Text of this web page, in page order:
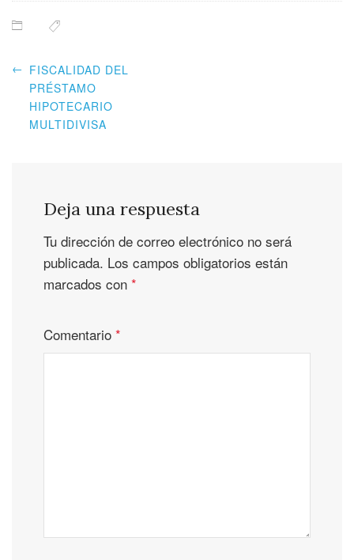
← FISCALIDAD DEL
PRÉSTAMO
HIPOTECARIO
MULTIDIVISA
Deja una respuesta
Tu dirección de correo electrónico no será
publicada. Los campos obligatorios están
marcados con *
Comentario *